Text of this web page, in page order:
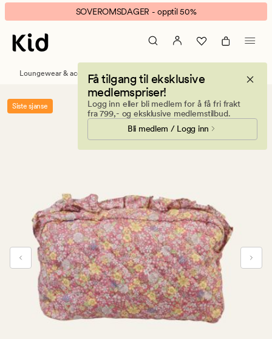
Flowerpop
stor
toalettmappe
multi
banner.
Klikk
ESCAPE
pause.
SOVEROMSDAGER - opptil 50%
Få tilgang til eksklusive
medlemspriser!
Logg inn eller bli medlem for å få fri frakt
fra 799,- og eksklusive medlemstilbud.
Bli medlem / Logg inn
Loungewear & accessories Toalettmapper
Siste sjanse